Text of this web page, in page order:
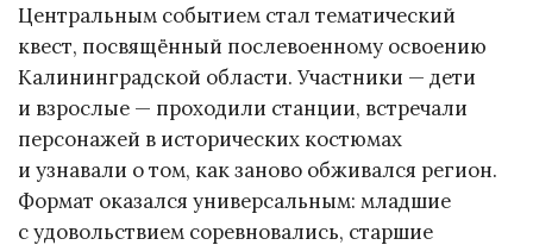
Центральным событием стал тематический
квест, посвящённый послевоенному освоению
Калининградской области. Участники — дети
и взрослые — проходили станции, встречали
персонажей в исторических костюмах
и узнавали о том, как заново обживался регион.
Формат оказался универсальным: младшие
с удовольствием соревновались, старшие